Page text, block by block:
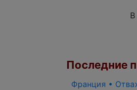
Последние
Франция •